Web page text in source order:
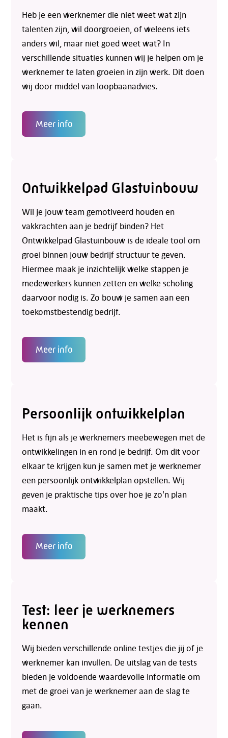
Telefoon:
088 - 329 20 70
E-mail:
info@kasgroeit.nl
Adviesgesprek
Contactformulier
Heb je een werknemer die niet weet wat zijn
talenten zijn, wil doorgroeien, of weleens iets
anders wil, maar niet goed weet wat? In
verschillende situaties kunnen wij je helpen om je
werknemer te laten groeien in zijn werk. Dit doen
wij door middel van loopbaanadvies.
Meer info
Ontwikkelpad Glastuinbouw
Wil je jouw team gemotiveerd houden en
vakkrachten aan je bedrijf binden? Het
Ontwikkelpad Glastuinbouw is de ideale tool om
groei binnen jouw bedrijf structuur te geven.
Hiermee maak je inzichtelijk welke stappen je
medewerkers kunnen zetten en welke scholing
daarvoor nodig is. Zo bouw je samen aan een
toekomstbestendig bedrijf.
Meer info
Persoonlijk ontwikkelplan
Het is fijn als je werknemers meebewegen met de
ontwikkelingen in en rond je bedrijf. Om dit voor
elkaar te krijgen kun je samen met je werknemer
een persoonlijk ontwikkelplan opstellen. Wij
geven je praktische tips over hoe je zo'n plan
maakt.
Meer info
Test: leer je werknemers
kennen
Wij bieden verschillende online testjes die jij of je
werknemer kan invullen. De uitslag van de tests
bieden je voldoende waardevolle informatie om
met de groei van je werknemer aan de slag te
gaan.